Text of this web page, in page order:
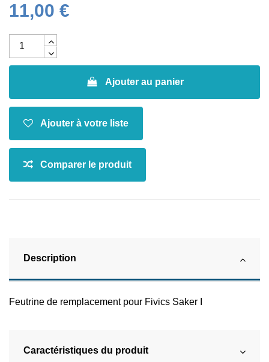
11,00 €
Ajouter au panier
Description
Feutrine de remplacement pour Fivics Saker I
Caractéristiques du produit